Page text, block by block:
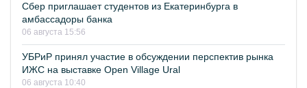
Сбер приглашает студентов из Екатеринбурга в
амбассадоры банка
06 августа 15:56
УБРиР принял участие в обсуждении перспектив рынка
ИЖС на выставке Open Village Ural
06 августа 10:40